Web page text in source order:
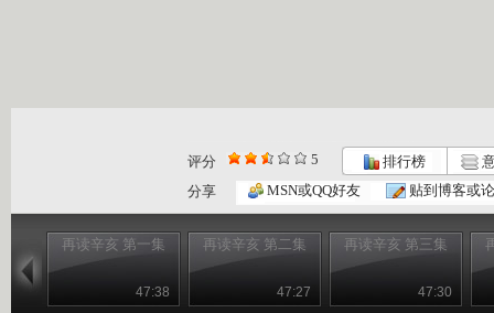
评分 5 排行榜
分享
MSN或QQ好友 贴到博客或
再读辛亥 第一集
47:38
再读辛亥 第二集
47:27
再读辛亥 第三集
47:30